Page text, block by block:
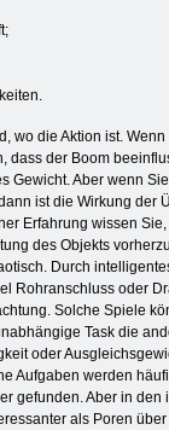
wo die Aktion ist.
dass der Boom
Gewicht. Aber wenn
ist die Wirkung der
Erfahrung wissen
des Objekts
Durch
Rohranschluss oder
Solche Spiele
Task die
oder
Aufgaben werden
gefunden. Aber in
als Poren